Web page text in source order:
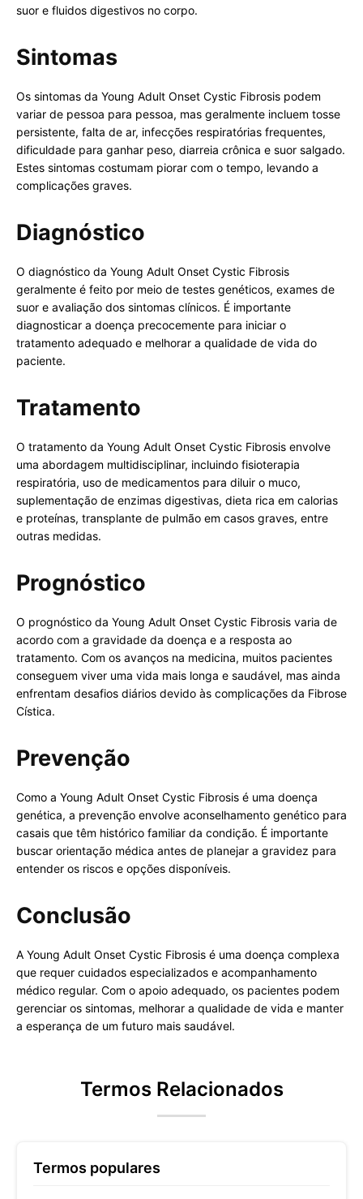
suor e fluidos digestivos no corpo.
Sintomas
Os sintomas da Young Adult Onset Cystic Fibrosis podem
variar de pessoa para pessoa, mas geralmente incluem tosse
persistente, falta de ar, infecções respiratórias frequentes,
dificuldade para ganhar peso, diarreia crônica e suor salgado.
Estes sintomas costumam piorar com o tempo, levando a
complicações graves.
Diagnóstico
O diagnóstico da Young Adult Onset Cystic Fibrosis
geralmente é feito por meio de testes genéticos, exames de
suor e avaliação dos sintomas clínicos. É importante
diagnosticar a doença precocemente para iniciar o
tratamento adequado e melhorar a qualidade de vida do
paciente.
Tratamento
O tratamento da Young Adult Onset Cystic Fibrosis envolve
uma abordagem multidisciplinar, incluindo fisioterapia
respiratória, uso de medicamentos para diluir o muco,
suplementação de enzimas digestivas, dieta rica em calorias
e proteínas, transplante de pulmão em casos graves, entre
outras medidas.
Prognóstico
O prognóstico da Young Adult Onset Cystic Fibrosis varia de
acordo com a gravidade da doença e a resposta ao
tratamento. Com os avanços na medicina, muitos pacientes
conseguem viver uma vida mais longa e saudável, mas ainda
enfrentam desafios diários devido às complicações da Fibrose
Cística.
Prevenção
Como a Young Adult Onset Cystic Fibrosis é uma doença
genética, a prevenção envolve aconselhamento genético para
casais que têm histórico familiar da condição. É importante
buscar orientação médica antes de planejar a gravidez para
entender os riscos e opções disponíveis.
Conclusão
A Young Adult Onset Cystic Fibrosis é uma doença complexa
que requer cuidados especializados e acompanhamento
médico regular. Com o apoio adequado, os pacientes podem
gerenciar os sintomas, melhorar a qualidade de vida e manter
a esperança de um futuro mais saudável.
Termos Relacionados
Termos populares